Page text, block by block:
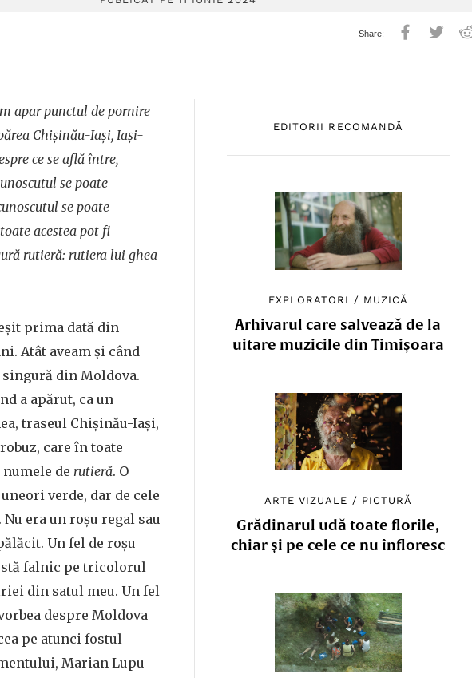
EDITORII RECOMANDĂ
EXPLORATORI / MUZICĂ
Arhivarul care salvează de la
uitare muzicile din Timișoara
ARTE VIZUALE / PICTURĂ
Grădinarul udă toate florile,
chiar și pe cele ce nu înfloresc
apar punctul de pornire
Chișinău-Iași, Iași-
ce se află între,
se poate
se poate
acestea pot fi
rutieră: rutiera lui ghea
prima dată din
Atât aveam și când
din Moldova.
a apărut, ca un
traseul Chișinău-Iași,
care în toate
de rutieră. O
verde, dar de cele
era un roșu regal sau
Un fel de roșu
stă falnic pe tricolorul
din satul meu. Un fel
despre Moldova
pe atunci fostul
Marian Lupu